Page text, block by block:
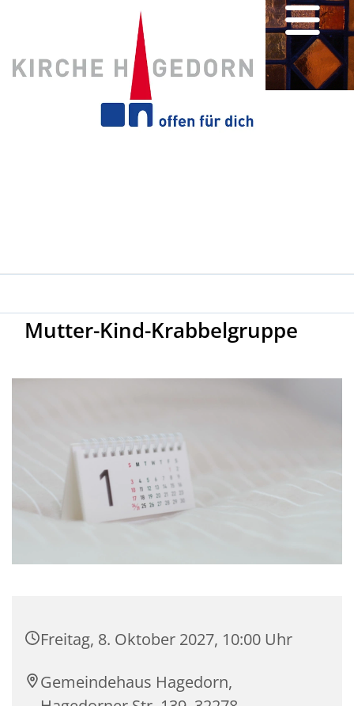
Mutter-Kind-Krabbelgruppe
Freitag, 8. Oktober 2027, 10:00 Uhr
Gemeindehaus Hagedorn,